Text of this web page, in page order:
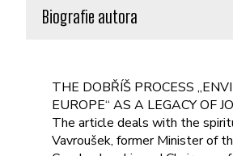
Biografie autora
THE DOBŘÍŠ PROCESS
EUROPE“ AS A LEGACY OF
The article deals with the
Vavroušek, former Minister of